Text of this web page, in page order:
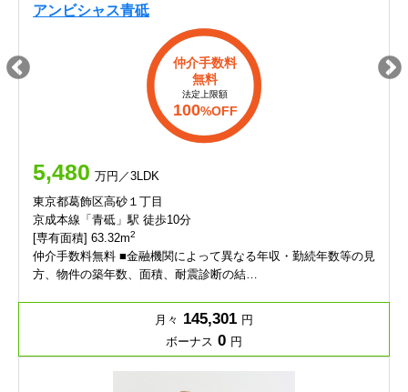
アンビシャス青砥
仲介手数料
無料
法定上限額
100%OFF
5,480 万円／3LDK
東京都葛飾区高砂１丁目
京成本線「青砥」駅 徒歩10分
[専有面積] 63.32m2
仲介手数料無料 ■金融機関によって異なる年収・勤続年数等の見
方、物件の築年数、面積、耐震診断の結…
月々 145,301 円
ボーナス 0 円